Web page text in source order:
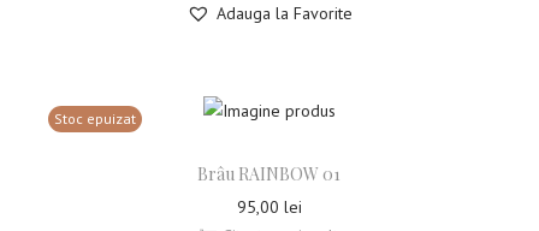
Adauga la Favorite
Stoc epuizat
Brâu RAINBOW 01
95,00 lei